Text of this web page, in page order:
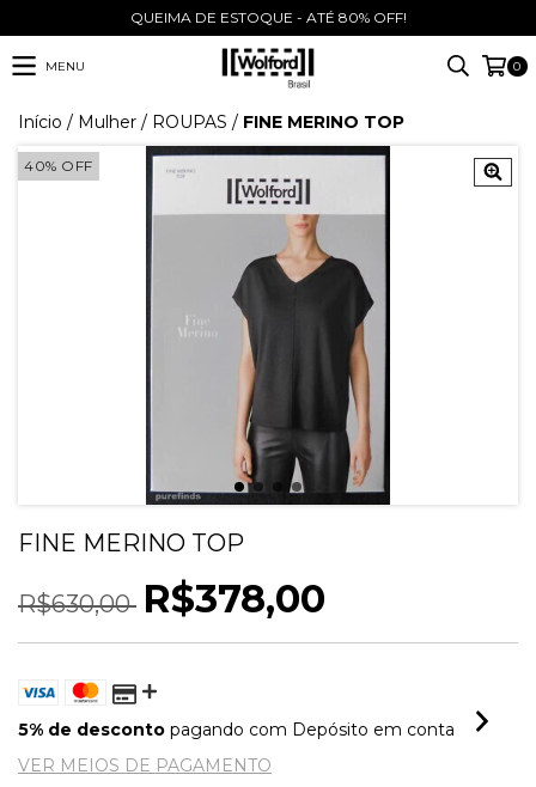
QUEIMA DE ESTOQUE - ATÉ 80% OFF!
MENU 0
Início / Mulher / ROUPAS / FINE MERINO TOP
40% OFF
FINE MERINO TOP
R$630,00 R$378,00
5% de desconto pagando com Depósito em conta
VER MEIOS DE PAGAMENTO